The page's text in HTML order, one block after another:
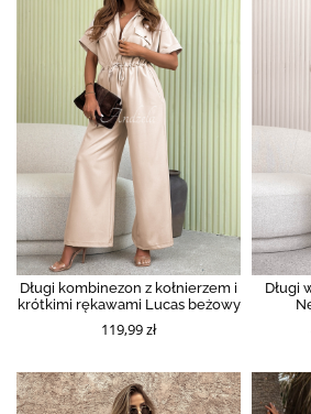
Długi kombinezon z kołnierzem i
krótkimi rękawami Lucas beżowy
119,99 zł
Długi